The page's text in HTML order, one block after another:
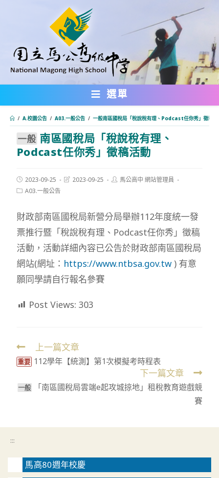
內
選單
/ A.校園公告 / A03.一般公告 / 一般南區國稅局「稅說稅有理、Podcast任你秀」徵稿活
一般 南區國稅局「稅說稅有理、
Podcast任你秀」徵稿活動
Post
published:
2023-09-25
Post2023-09-25
Post馬公高中 網站管理員
PostA03.一般公告
財政部南區國稅局新營分局舉辦112年度統一發
票推行暨「稅說稅有理、Podcast任你秀」徵稿
活動，活動詳細內容已公告於財政部南區國稅局
網站(網址： https://www.ntbsa.gov.tw) 有意
願同學請自行報名參賽
Post Views: 303
Read
more
上一篇文章
重要 112學年【統測】第1次模擬考時程表
下一篇文章
一般
「南區國稅局雲端e起攻城掠地」租稅教育遊戲競
賽
:::
馬高80週年校慶